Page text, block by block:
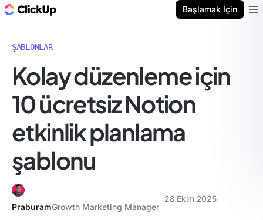
Başlamak İçin
ŞABLONLAR
Kolay düzenleme için
10 ücretsiz Notion
etkinlik planlama
şablonu
PraburamGrowth Marketing Manager
28 Ekim 2025